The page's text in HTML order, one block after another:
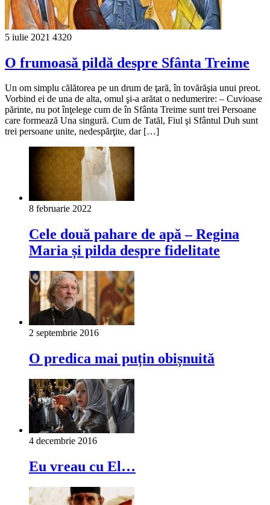
5 iulie 2021 4320
O frumoasă pildă despre Sfânta Treime
Un om simplu călătorea pe un drum de ţară, în tovărăşia unui preot.
Vorbind ei de una de alta, omul şi-a arătat o nedumerire: – Cuvioase
părinte, nu pot înţelege cum de în Sfânta Treime sunt trei Persoane
care formează Una singură. Cum de Tatăl, Fiul şi Sfântul Duh sunt
trei persoane unite, nedespărţite, dar […]
8 februarie 2022
Cele două pahare de apă ‒ Regina
Maria și pilda despre fidelitate
2 septembrie 2016
O predica mai puțin obișnuită
4 decembrie 2016
Eu vreau cu El…